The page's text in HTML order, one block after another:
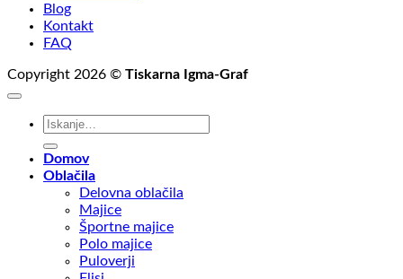
Blog
Kontakt
FAQ
Copyright 2026 © Tiskarna Igma-Graf
Išči:
Domov
Oblačila
Delovna oblačila
Majice
Športne majice
Polo majice
Puloverji